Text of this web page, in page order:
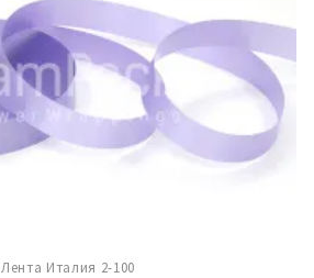
Лента Италия 2-100